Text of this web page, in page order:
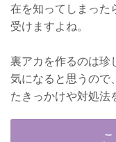
在を知ってしまった
受けますよね。
裏アカを作るのは珍
気になると思うので
たきっかけや対処法